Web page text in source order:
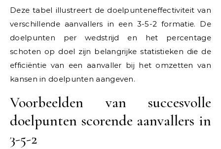
Deze tabel illustreert de doelpunteneffectiviteit van
verschillende aanvallers in een 3-5-2 formatie. De
doelpunten per wedstrijd en het percentage
schoten op doel zijn belangrijke statistieken die de
efficiëntie van een aanvaller bij het omzetten van
kansen in doelpunten aangeven.
Voorbeelden van succesvolle
doelpunten scorende aanvallers in
3-5-2